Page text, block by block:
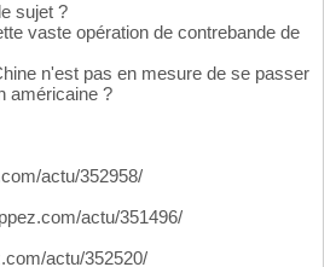
sujet ?
vaste opération de contrebande de
n'est pas en mesure de se passer
américaine ?
actu/352958/
actu/351496/
actu/352520/